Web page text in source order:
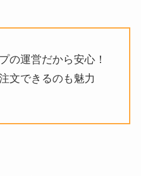
の運営だから安心！
文できるのも魅力